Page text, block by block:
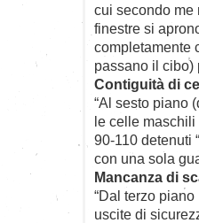
cui secondo me
finestre si
completamente
passano il cibo)
Contiguità di
“Al sesto piano
le celle maschili
90-110 detenuti
con una sola
Mancanza di
“Dal terzo
uscite di